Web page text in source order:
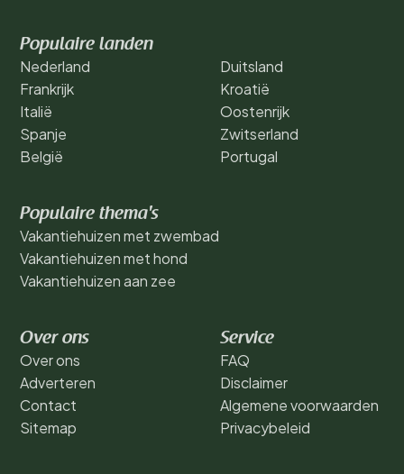
Populaire landen
Nederland
Frankrijk
Italië
Spanje
België
Duitsland
Kroatië
Oostenrijk
Zwitserland
Portugal
Populaire thema's
Vakantiehuizen met zwembad
Vakantiehuizen met hond
Vakantiehuizen aan zee
Over ons
Over ons
Adverteren
Contact
Sitemap
Service
FAQ
Disclaimer
Algemene voorwaarden
Privacybeleid